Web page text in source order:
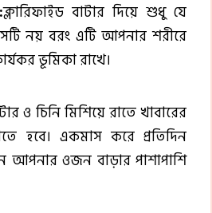
ক্লারিফাইড বাটার দিয়ে শুধু যে
নয় বরং এটি আপনার শরীরে
ভূমিকা রাখে।
ও চিনি মিশিয়ে রাতে খাবারের
হবে। একমাস করে প্রতিদিন
আপনার ওজন বাড়ার পাশাপাশি